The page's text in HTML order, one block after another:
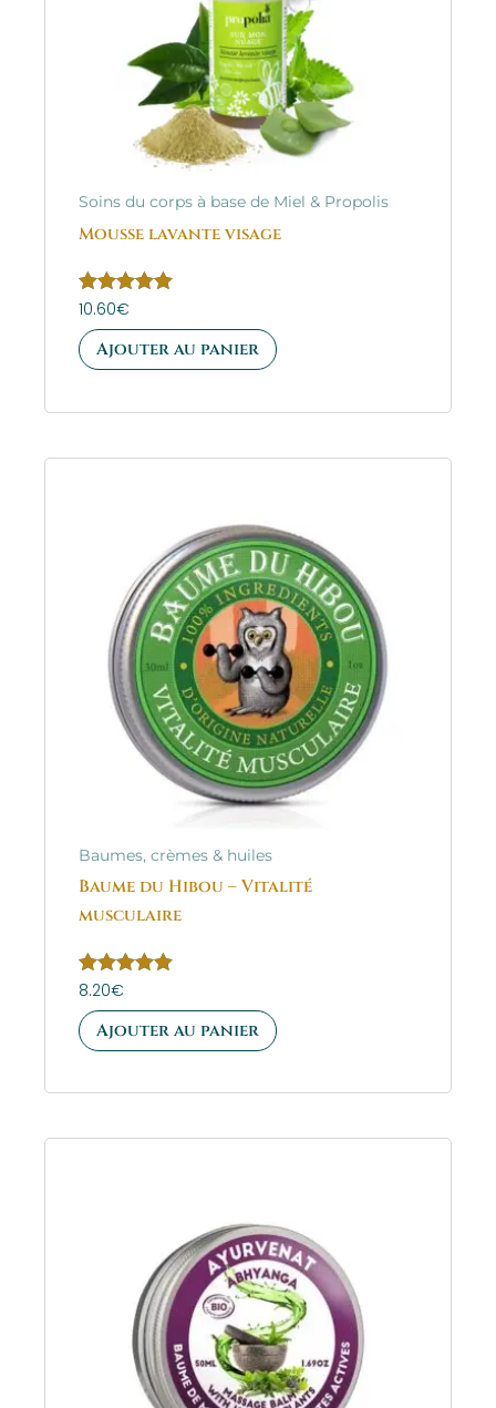
Soins du corps à base de Miel & Propolis
Mousse lavante visage
Note
sur 5
10.60€
Ajouter au panier
Baumes, crèmes & huiles
Baume du Hibou – Vitalité
musculaire
Note
sur 5
8.20€
Ajouter au panier